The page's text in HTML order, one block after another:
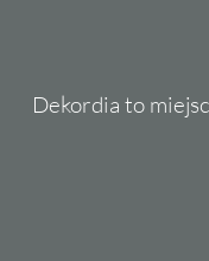
Dekordia to